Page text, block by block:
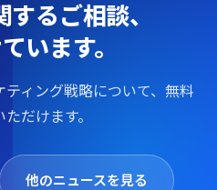
るご相談、
います。
ィング戦略について、無料
だけます。
他のニュースを見る